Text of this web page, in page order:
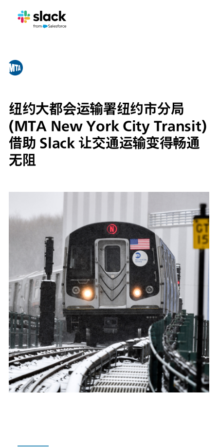
纽约大都会运输署纽约市分局
(MTA New York City Transit)
借助 Slack 让交通运输变得畅通
无阻